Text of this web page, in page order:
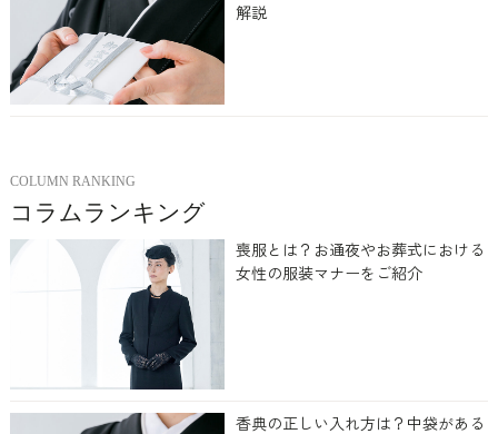
解説
COLUMN RANKING
コラムランキング
喪服とは？お通夜やお葬式における
女性の服装マナーをご紹介
香典の正しい入れ方は？中袋がある